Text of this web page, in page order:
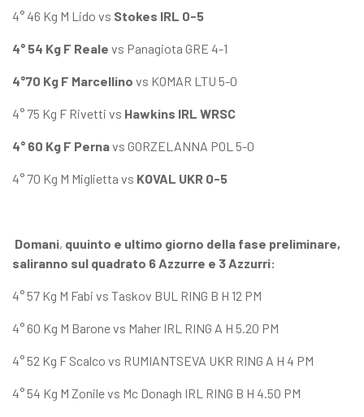
4° 46 Kg M Lido vs Stokes IRL 0-5
4° 54 Kg F Reale vs Panagiota GRE 4-1
4°70 Kg F Marcellino vs KOMAR LTU 5-0
4° 75 Kg F Rivetti vs Hawkins IRL WRSC
4° 60 Kg F Pernavs GORZELANNA POL 5-0
4° 70 Kg M Miglietta vs KOVAL UKR 0-5
Domani, quuinto e ultimo giorno della fase preliminare,
saliranno sul quadrato 6 Azzurre e 3 Azzurri:
4° 57 Kg M Fabi vs Taskov BUL RING B H 12 PM
4° 60 Kg M Barone vs Maher IRL RING A H 5.20 PM
4° 52 Kg F Scalco vs RUMIANTSEVA UKR RING A H 4 PM
4° 54 Kg M Zonile vs Mc Donagh IRL RING B H 4.50 PM